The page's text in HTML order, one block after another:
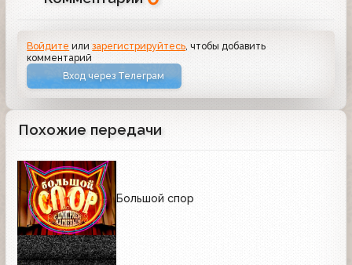
Войдите илизарегистрируйтесь, чтобы добавить
комментарий
Вход через Телеграм
Похожие передачи
Большой спор